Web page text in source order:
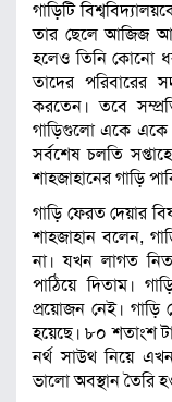
গাড়িটি
তার ছেলে আজিজ
হলেও তিনি কোনো
তাদের পরিবারের
করতেন। তবে
গাড়িগুলো একে একে
সর্বশেষ চলতি
শাহজাহানের গাড়ি
গাড়ি ফেরত দেয়ার
শাহজাহান বলেন,
না। যখন লাগত
পাঠিয়ে দিতাম।
প্রয়োজন নেই। গাড়ি
হয়েছে। ৮০ শতাংশ
নর্থ সাউথ নিয়ে
ভালো অবস্থান তৈরি